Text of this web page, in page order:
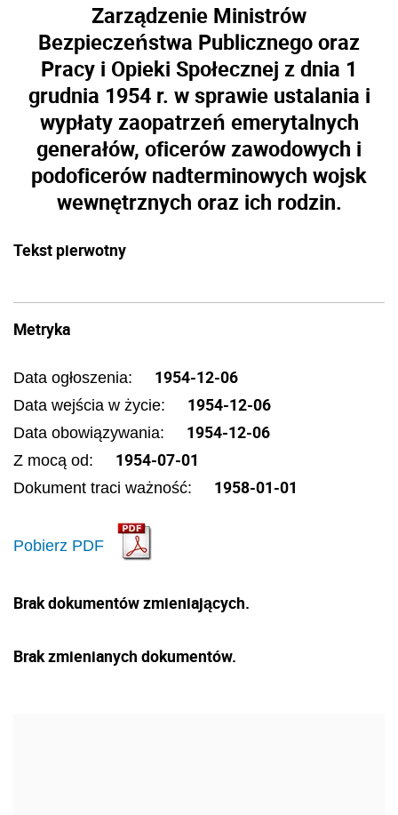
Zarządzenie Ministrów
Bezpieczeństwa Publicznego oraz
Pracy i Opieki Społecznej z dnia 1
grudnia 1954 r. w sprawie ustalania i
wypłaty zaopatrzeń emerytalnych
generałów, oficerów zawodowych i
podoficerów nadterminowych wojsk
wewnętrznych oraz ich rodzin.
Tekst pierwotny
Metryka
Data ogłoszenia: 1954-12-06
Data wejścia w życie: 1954-12-06
Data obowiązywania: 1954-12-06
Z mocą od: 1954-07-01
Dokument traci ważność: 1958-01-01
Pobierz PDF
Brak dokumentów zmieniających.
Brak zmienianych dokumentów.